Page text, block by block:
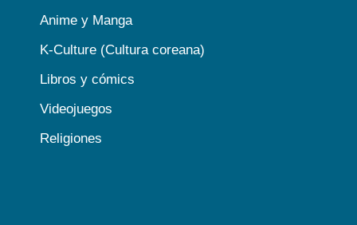
Anime y Manga
K-Culture (Cultura coreana)
Libros y cómics
Videojuegos
Religiones